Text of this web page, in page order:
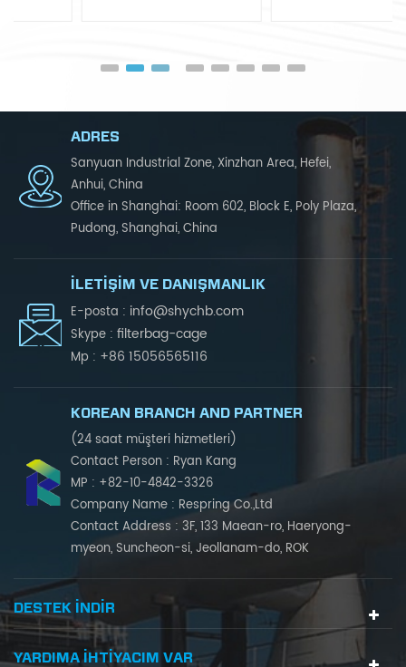
ADRES
Sanyuan Industrial Zone, Xinzhan Area, Hefei,
Anhui, China
Office in Shanghai: Room 602, Block E, Poly Plaza,
Pudong, Shanghai, China
İLETIŞIM VE DANIŞMANLIK
E-posta : info@shychb.com
Skype : filterbag-cage
Mp : +86 15056565116
KOREAN BRANCH AND PARTNER
(24 saat müşteri hizmetleri)
Contact Person : Ryan Kang
MP : +82-10-4842-3326
Company Name : Respring Co.,Ltd
Contact Address : 3F, 133 Maean-ro, Haeryong-
myeon, Suncheon-si, Jeollanam-do, ROK
DESTEK INDIR
YARDIMA IHTIYACIM VAR